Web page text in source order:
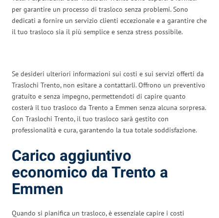
per garantire un processo di trasloco senza problemi. Sono
dedicati a fornire un servizio clienti eccezionale e a garantire che
il tuo trasloco sia il più semplice e senza stress possibile.
Se desideri ulteriori informazioni sui costi e sui servizi offerti da
Traslochi Trento, non esitare a contattarli. Offrono un preventivo
gratuito e senza impegno, permettendoti di capire quanto
costerà il tuo trasloco da Trento a Emmen senza alcuna sorpresa.
Con Traslochi Trento, il tuo trasloco sarà gestito con
professionalità e cura, garantendo la tua totale soddisfazione.
Carico aggiuntivo
economico da Trento a
Emmen
Quando si pianifica un trasloco, è essenziale capire i costi